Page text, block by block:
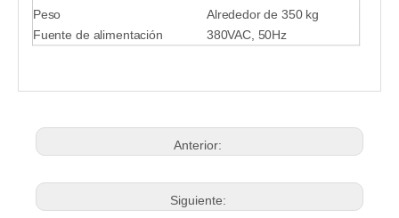
Peso Alrededor de 350 kg
Fuente de alimentación 380VAC, 50Hz
Anterior:
Siguiente: